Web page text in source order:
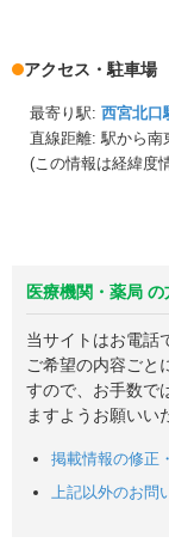
アクセス・駐車場
最寄り駅: 西宮北口
直線距離: 駅から南
(この情報は経緯度
医療機関・薬局 の
当サイトはお電話
ご希望の内容ごと
すので、お手数で
ますようお願いい
掲載情報の修正
上記以外のお問